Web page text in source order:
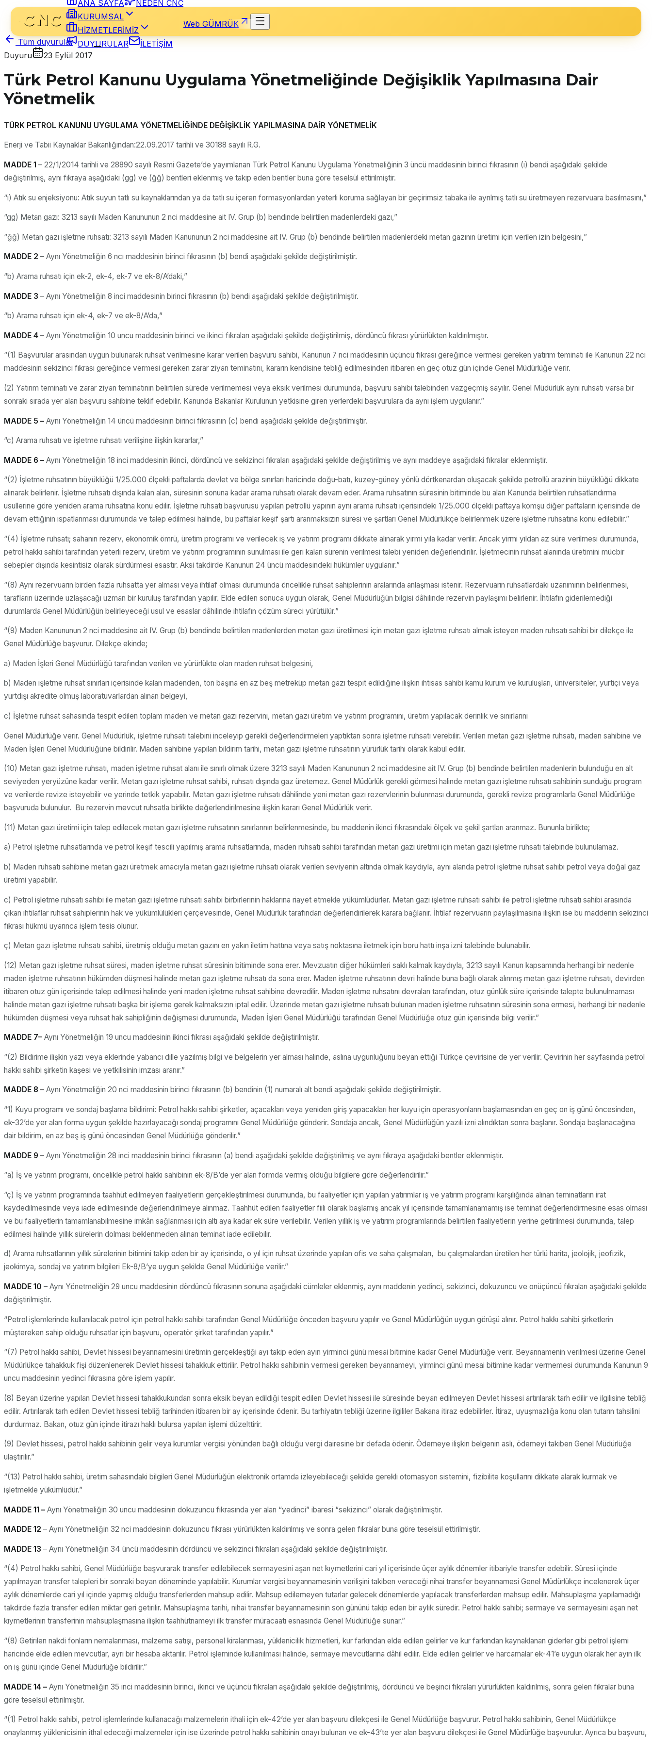
ANA SAYFA
NEDEN CNC
KURUMSAL
HİZMETLERİMİZ
DUYURULAR
İLETİŞİM
Web GÜMRÜK
Tüm duyurular
Duyuru
23 Eylül 2017
Türk Petrol Kanunu Uygulama Yönetmeliğinde Değişiklik Yapılmasına Dair
Yönetmelik
TÜRK PETROL KANUNU UYGULAMA YÖNETMELİĞİNDE DEĞİŞİKLİK YAPILMASINA DAİR YÖNETMELİK
Enerji ve Tabii Kaynaklar Bakanlığından:22.09.2017 tarihli ve 30188 sayılı R.G.
MADDE 1 – 22/1/2014 tarihli ve 28890 sayılı Resmi Gazete’de yayımlanan Türk Petrol Kanunu Uygulama Yönetmeliğinin 3 üncü maddesinin birinci fıkrasının (i) bendi aşağıdaki şekilde
değiştirilmiş, aynı fıkraya aşağıdaki (gg) ve (ğğ) bentleri eklenmiş ve takip eden bentler buna göre teselsül ettirilmiştir.
“i) Atık su enjeksiyonu: Atık suyun tatlı su kaynaklarından ya da tatlı su içeren formasyonlardan yeterli koruma sağlayan bir geçirimsiz tabaka ile ayrılmış tatlı su üretmeyen rezervuara basılmasını,”
“gg) Metan gazı: 3213 sayılı Maden Kanununun 2 nci maddesine ait IV. Grup (b) bendinde belirtilen madenlerdeki gazı,”
“ğğ) Metan gazı işletme ruhsatı: 3213 sayılı Maden Kanununun 2 nci maddesine ait IV. Grup (b) bendinde belirtilen madenlerdeki metan gazının üretimi için verilen izin belgesini,”
MADDE 2 – Aynı Yönetmeliğin 6 ncı maddesinin birinci fıkrasının (b) bendi aşağıdaki şekilde değiştirilmiştir.
“b) Arama ruhsatı için ek-2, ek-4, ek-7 ve ek-8/A’daki,”
MADDE 3 – Aynı Yönetmeliğin 8 inci maddesinin birinci fıkrasının (b) bendi aşağıdaki şekilde değiştirilmiştir.
“b) Arama ruhsatı için ek-4, ek-7 ve ek-8/A’da,”
MADDE 4 – Aynı Yönetmeliğin 10 uncu maddesinin birinci ve ikinci fıkraları aşağıdaki şekilde değiştirilmiş, dördüncü fıkrası yürürlükten kaldırılmıştır.
“(1) Başvurular arasından uygun bulunarak ruhsat verilmesine karar verilen başvuru sahibi, Kanunun 7 nci maddesinin üçüncü fıkrası gereğince vermesi gereken yatırım teminatı ile Kanunun 22 nci
maddesinin sekizinci fıkrası gereğince vermesi gereken zarar ziyan teminatını, kararın kendisine tebliğ edilmesinden itibaren en geç otuz gün içinde Genel Müdürlüğe verir.
(2) Yatırım teminatı ve zarar ziyan teminatının belirtilen sürede verilmemesi veya eksik verilmesi durumunda, başvuru sahibi talebinden vazgeçmiş sayılır. Genel Müdürlük aynı ruhsatı varsa bir
sonraki sırada yer alan başvuru sahibine teklif edebilir. Kanunda Bakanlar Kurulunun yetkisine giren yerlerdeki başvurulara da aynı işlem uygulanır.”
MADDE 5 – Aynı Yönetmeliğin 14 üncü maddesinin birinci fıkrasının (c) bendi aşağıdaki şekilde değiştirilmiştir.
“c) Arama ruhsatı ve işletme ruhsatı verilişine ilişkin kararlar,”
MADDE 6 – Aynı Yönetmeliğin 18 inci maddesinin ikinci, dördüncü ve sekizinci fıkraları aşağıdaki şekilde değiştirilmiş ve aynı maddeye aşağıdaki fıkralar eklenmiştir.
“(2) İşletme ruhsatının büyüklüğü 1/25.000 ölçekli paftalarda devlet ve bölge sınırları haricinde doğu-batı, kuzey-güney yönlü dörtkenardan oluşacak şekilde petrollü arazinin büyüklüğü dikkate
alınarak belirlenir. İşletme ruhsatı dışında kalan alan, süresinin sonuna kadar arama ruhsatı olarak devam eder. Arama ruhsatının süresinin bitiminde bu alan Kanunda belirtilen ruhsatlandırma
usullerine göre yeniden arama ruhsatına konu edilir. İşletme ruhsatı başvurusu yapılan petrollü yapının aynı arama ruhsatı içerisindeki 1/25.000 ölçekli paftaya komşu diğer paftaların içerisinde de
devam ettiğinin ispatlanması durumunda ve talep edilmesi halinde, bu paftalar keşif şartı aranmaksızın süresi ve şartları Genel Müdürlükçe belirlenmek üzere işletme ruhsatına konu edilebilir.”
“(4) İşletme ruhsatı; sahanın rezerv, ekonomik ömrü, üretim programı ve verilecek iş ve yatırım programı dikkate alınarak yirmi yıla kadar verilir. Ancak yirmi yıldan az süre verilmesi durumunda,
petrol hakkı sahibi tarafından yeterli rezerv, üretim ve yatırım programının sunulması ile geri kalan sürenin verilmesi talebi yeniden değerlendirilir. İşletmecinin ruhsat alanında üretimini mücbir
sebepler dışında kesintisiz olarak sürdürmesi esastır. Aksi takdirde Kanunun 24 üncü maddesindeki hükümler uygulanır.”
“(8) Aynı rezervuarın birden fazla ruhsatta yer alması veya ihtilaf olması durumunda öncelikle ruhsat sahiplerinin aralarında anlaşması istenir. Rezervuarın ruhsatlardaki uzanımının belirlenmesi,
tarafların üzerinde uzlaşacağı uzman bir kuruluş tarafından yapılır. Elde edilen sonuca uygun olarak, Genel Müdürlüğün bilgisi dâhilinde rezervin paylaşımı belirlenir. İhtilafın giderilemediği
durumlarda Genel Müdürlüğün belirleyeceği usul ve esaslar dâhilinde ihtilafın çözüm süreci yürütülür.”
“(9) Maden Kanununun 2 nci maddesine ait IV. Grup (b) bendinde belirtilen madenlerden metan gazı üretilmesi için metan gazı işletme ruhsatı almak isteyen maden ruhsatı sahibi bir dilekçe ile
Genel Müdürlüğe başvurur. Dilekçe ekinde;
a) Maden İşleri Genel Müdürlüğü tarafından verilen ve yürürlükte olan maden ruhsat belgesini,
b) Maden işletme ruhsat sınırları içerisinde kalan madenden, ton başına en az beş metreküp metan gazı tespit edildiğine ilişkin ihtisas sahibi kamu kurum ve kuruluşları, üniversiteler, yurtiçi veya
yurtdışı akredite olmuş laboratuvarlardan alınan belgeyi,
c) İşletme ruhsat sahasında tespit edilen toplam maden ve metan gazı rezervini, metan gazı üretim ve yatırım programını, üretim yapılacak derinlik ve sınırlarını
Genel Müdürlüğe verir. Genel Müdürlük, işletme ruhsatı talebini inceleyip gerekli değerlendirmeleri yaptıktan sonra işletme ruhsatı verebilir. Verilen metan gazı işletme ruhsatı, maden sahibine ve
Maden İşleri Genel Müdürlüğüne bildirilir. Maden sahibine yapılan bildirim tarihi, metan gazı işletme ruhsatının yürürlük tarihi olarak kabul edilir.
(10) Metan gazı işletme ruhsatı, maden işletme ruhsat alanı ile sınırlı olmak üzere 3213 sayılı Maden Kanununun 2 nci maddesine ait IV. Grup (b) bendinde belirtilen madenlerin bulunduğu en alt
seviyeden yeryüzüne kadar verilir. Metan gazı işletme ruhsat sahibi, ruhsatı dışında gaz üretemez. Genel Müdürlük gerekli görmesi halinde metan gazı işletme ruhsatı sahibinin sunduğu program
ve verilerde revize isteyebilir ve yerinde tetkik yapabilir. Metan gazı işletme ruhsatı dâhilinde yeni metan gazı rezervlerinin bulunması durumunda, gerekli revize programlarla Genel Müdürlüğe
başvuruda bulunulur. Bu rezervin mevcut ruhsatla birlikte değerlendirilmesine ilişkin kararı Genel Müdürlük verir.
(11) Metan gazı üretimi için talep edilecek metan gazı işletme ruhsatının sınırlarının belirlenmesinde, bu maddenin ikinci fıkrasındaki ölçek ve şekil şartları aranmaz. Bununla birlikte;
a) Petrol işletme ruhsatlarında ve petrol keşif tescili yapılmış arama ruhsatlarında, maden ruhsatı sahibi tarafından metan gazı üretimi için metan gazı işletme ruhsatı talebinde bulunulamaz.
b) Maden ruhsatı sahibine metan gazı üretmek amacıyla metan gazı işletme ruhsatı olarak verilen seviyenin altında olmak kaydıyla, aynı alanda petrol işletme ruhsat sahibi petrol veya doğal gaz
üretimi yapabilir.
c) Petrol işletme ruhsatı sahibi ile metan gazı işletme ruhsatı sahibi birbirlerinin haklarına riayet etmekle yükümlüdürler. Metan gazı işletme ruhsatı sahibi ile petrol işletme ruhsatı sahibi arasında
çıkan ihtilaflar ruhsat sahiplerinin hak ve yükümlülükleri çerçevesinde, Genel Müdürlük tarafından değerlendirilerek karara bağlanır. İhtilaf rezervuarın paylaşılmasına ilişkin ise bu maddenin sekizinci
fıkrası hükmü uyarınca işlem tesis olunur.
ç) Metan gazı işletme ruhsatı sahibi, üretmiş olduğu metan gazını en yakın iletim hattına veya satış noktasına iletmek için boru hattı inşa izni talebinde bulunabilir.
(12) Metan gazı işletme ruhsat süresi, maden işletme ruhsat süresinin bitiminde sona erer. Mevzuatın diğer hükümleri saklı kalmak kaydıyla, 3213 sayılı Kanun kapsamında herhangi bir nedenle
maden işletme ruhsatının hükümden düşmesi halinde metan gazı işletme ruhsatı da sona erer. Maden işletme ruhsatının devri halinde buna bağlı olarak alınmış metan gazı işletme ruhsatı, devirden
itibaren otuz gün içerisinde talep edilmesi halinde yeni maden işletme ruhsat sahibine devredilir. Maden işletme ruhsatını devralan tarafından, otuz günlük süre içerisinde talepte bulunulmaması
halinde metan gazı işletme ruhsatı başka bir işleme gerek kalmaksızın iptal edilir. Üzerinde metan gazı işletme ruhsatı bulunan maden işletme ruhsatının süresinin sona ermesi, herhangi bir nedenle
hükümden düşmesi veya ruhsat hak sahipliğinin değişmesi durumunda, Maden İşleri Genel Müdürlüğü tarafından Genel Müdürlüğe otuz gün içerisinde bilgi verilir.”
MADDE 7– Aynı Yönetmeliğin 19 uncu maddesinin ikinci fıkrası aşağıdaki şekilde değiştirilmiştir.
“(2) Bildirime ilişkin yazı veya eklerinde yabancı dille yazılmış bilgi ve belgelerin yer alması halinde, aslına uygunluğunu beyan ettiği Türkçe çevirisine de yer verilir. Çevirinin her sayfasında petrol
hakkı sahibi şirketin kaşesi ve yetkilisinin imzası aranır.”
MADDE 8 – Aynı Yönetmeliğin 20 nci maddesinin birinci fıkrasının (b) bendinin (1) numaralı alt bendi aşağıdaki şekilde değiştirilmiştir.
“1) Kuyu programı ve sondaj başlama bildirimi: Petrol hakkı sahibi şirketler, açacakları veya yeniden giriş yapacakları her kuyu için operasyonların başlamasından en geç on iş günü öncesinden,
ek-32’de yer alan forma uygun şekilde hazırlayacağı sondaj programını Genel Müdürlüğe gönderir. Sondaja ancak, Genel Müdürlüğün yazılı izni alındıktan sonra başlanır. Sondaja başlanacağına
dair bildirim, en az beş iş günü öncesinden Genel Müdürlüğe gönderilir.”
MADDE 9 – Aynı Yönetmeliğin 28 inci maddesinin birinci fıkrasının (a) bendi aşağıdaki şekilde değiştirilmiş ve aynı fıkraya aşağıdaki bentler eklenmiştir.
“a) İş ve yatırım programı, öncelikle petrol hakkı sahibinin ek-8/B’de yer alan formda vermiş olduğu bilgilere göre değerlendirilir.”
“ç) İş ve yatırım programında taahhüt edilmeyen faaliyetlerin gerçekleştirilmesi durumunda, bu faaliyetler için yapılan yatırımlar iş ve yatırım programı karşılığında alınan teminatların irat
kaydedilmesinde veya iade edilmesinde değerlendirilmeye alınmaz. Taahhüt edilen faaliyetler fiili olarak başlamış ancak yıl içerisinde tamamlanamamış ise teminat değerlendirmesine esas olması
ve bu faaliyetlerin tamamlanabilmesine imkân sağlanması için altı aya kadar ek süre verilebilir. Verilen yıllık iş ve yatırım programlarında belirtilen faaliyetlerin yerine getirilmesi durumunda, talep
edilmesi halinde yıllık sürelerin dolması beklenmeden alınan teminat iade edilebilir.
d) Arama ruhsatlarının yıllık sürelerinin bitimini takip eden bir ay içerisinde, o yıl için ruhsat üzerinde yapılan ofis ve saha çalışmaları, bu çalışmalardan üretilen her türlü harita, jeolojik, jeofizik,
jeokimya, sondaj ve yatırım bilgileri Ek-8/B’ye uygun şekilde Genel Müdürlüğe verilir.”
MADDE 10 – Aynı Yönetmeliğin 29 uncu maddesinin dördüncü fıkrasının sonuna aşağıdaki cümleler eklenmiş, aynı maddenin yedinci, sekizinci, dokuzuncu ve onüçüncü fıkraları aşağıdaki şekilde
değiştirilmiştir.
“Petrol işlemlerinde kullanılacak petrol için petrol hakkı sahibi tarafından Genel Müdürlüğe önceden başvuru yapılır ve Genel Müdürlüğün uygun görüşü alınır. Petrol hakkı sahibi şirketlerin
müştereken sahip olduğu ruhsatlar için başvuru, operatör şirket tarafından yapılır.”
“(7) Petrol hakkı sahibi, Devlet hissesi beyannamesini üretimin gerçekleştiği ayı takip eden ayın yirminci günü mesai bitimine kadar Genel Müdürlüğe verir. Beyannamenin verilmesi üzerine Genel
Müdürlükçe tahakkuk fişi düzenlenerek Devlet hissesi tahakkuk ettirilir. Petrol hakkı sahibinin vermesi gereken beyannameyi, yirminci günü mesai bitimine kadar vermemesi durumunda Kanunun 9
uncu maddesinin yedinci fıkrasına göre işlem yapılır.
(8) Beyan üzerine yapılan Devlet hissesi tahakkukundan sonra eksik beyan edildiği tespit edilen Devlet hissesi ile süresinde beyan edilmeyen Devlet hissesi artırılarak tarh edilir ve ilgilisine tebliğ
edilir. Artırılarak tarh edilen Devlet hissesi tebliğ tarihinden itibaren bir ay içerisinde ödenir. Bu tarhiyatın tebliği üzerine ilgililer Bakana itiraz edebilirler. İtiraz, uyuşmazlığa konu olan tutarın tahsilini
durdurmaz. Bakan, otuz gün içinde itirazı haklı bulursa yapılan işlemi düzelttirir.
(9) Devlet hissesi, petrol hakkı sahibinin gelir veya kurumlar vergisi yönünden bağlı olduğu vergi dairesine bir defada ödenir. Ödemeye ilişkin belgenin aslı, ödemeyi takiben Genel Müdürlüğe
ulaştırılır.”
“(13) Petrol hakkı sahibi, üretim sahasındaki bilgileri Genel Müdürlüğün elektronik ortamda izleyebileceği şekilde gerekli otomasyon sistemini, fizibilite koşullarını dikkate alarak kurmak ve
işletmekle yükümlüdür.”
MADDE 11 – Aynı Yönetmeliğin 30 uncu maddesinin dokuzuncu fıkrasında yer alan “yedinci” ibaresi “sekizinci” olarak değiştirilmiştir.
MADDE 12 – Aynı Yönetmeliğin 32 nci maddesinin dokuzuncu fıkrası yürürlükten kaldırılmış ve sonra gelen fıkralar buna göre teselsül ettirilmiştir.
MADDE 13 – Aynı Yönetmeliğin 34 üncü maddesinin dördüncü ve sekizinci fıkraları aşağıdaki şekilde değiştirilmiştir.
“(4) Petrol hakkı sahibi, Genel Müdürlüğe başvurarak transfer edilebilecek sermayesini aşan net kıymetlerini cari yıl içerisinde üçer aylık dönemler itibariyle transfer edebilir. Süresi içinde
yapılmayan transfer talepleri bir sonraki beyan döneminde yapılabilir. Kurumlar vergisi beyannamesinin verilişini takiben vereceği nihai transfer beyannamesi Genel Müdürlükçe incelenerek üçer
aylık dönemlerde cari yıl içinde yapmış olduğu transferlerden mahsup edilir. Mahsup edilemeyen tutarlar gelecek dönemlerde yapılacak transferlerden mahsup edilir. Mahsuplaşma yapılamadığı
takdirde fazla transfer edilen miktar geri getirilir. Mahsuplaşma tarihi, nihai transfer beyannamesinin son gününü takip eden bir aylık süredir. Petrol hakkı sahibi; sermaye ve sermayesini aşan net
kıymetlerinin transferinin mahsuplaşmasına ilişkin taahhütnameyi ilk transfer müracaatı esnasında Genel Müdürlüğe sunar.”
“(8) Getirilen nakdi fonların nemalanması, malzeme satışı, personel kiralanması, yüklenicilik hizmetleri, kur farkından elde edilen gelirler ve kur farkından kaynaklanan giderler gibi petrol işlemi
haricinde elde edilen mevcutlar, ayrı bir hesaba aktarılır. Petrol işleminde kullanılması halinde, sermaye mevcutlarına dâhil edilir. Elde edilen gelirler ve harcamalar ek-41’e uygun olarak her ayın ilk
on iş günü içinde Genel Müdürlüğe bildirilir.”
MADDE 14 – Aynı Yönetmeliğin 35 inci maddesinin birinci, ikinci ve üçüncü fıkraları aşağıdaki şekilde değiştirilmiş, dördüncü ve beşinci fıkraları yürürlükten kaldırılmış, sonra gelen fıkralar buna
göre teselsül ettirilmiştir.
“(1) Petrol hakkı sahibi, petrol işlemlerinde kullanacağı malzemelerin ithali için ek-42’de yer alan başvuru dilekçesi ile Genel Müdürlüğe başvurur. Petrol hakkı sahibinin, Genel Müdürlükçe
onaylanmış yüklenicisinin ithal edeceği malzemeler için ise üzerinde petrol hakkı sahibinin onayı bulunan ve ek-43’te yer alan başvuru dilekçesi ile Genel Müdürlüğe başvurulur. Ayrıca bu başvuru,